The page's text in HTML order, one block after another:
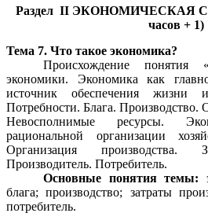
Раздел II ЭКОНОМИЧЕСКАЯ
часов + 1)
Тема 7. Что такое экономика?
Происхождение понятия
экономики. Экономика как
источник обеспечения жизни
Потребности. Блага. Производство.
Невосполнимые ресурсы.
рациональной организации
Организация производства.
Производитель. Потребитель.
Основные понятия темы:
блага; производство; затраты
потребитель.